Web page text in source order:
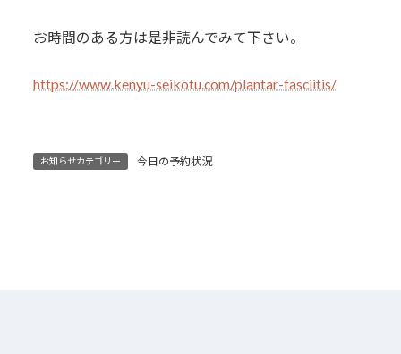
お時間のある方は是非読んでみて下さい。
https://www.kenyu-seikotu.com/plantar-fasciitis/
お知らせカテゴリー 今日の予約状況